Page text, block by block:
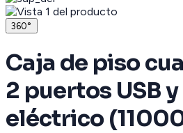
360°
Caja de piso
2 puertos USB
eléctrico